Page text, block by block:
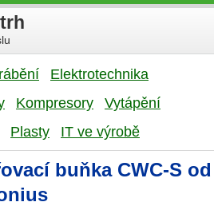
Elektrotechnika
Kompresory
Vytápění
Plasty IT ve výrobě
buňka CWC-S od